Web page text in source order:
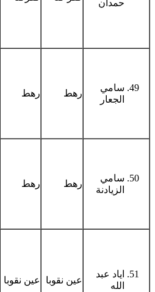
حمدان
سامي
الجعار
رهط رهط
سامي
الزيادنة
رهط رهط
اياد عبد
الله
عين نقوبا عين نقوبا